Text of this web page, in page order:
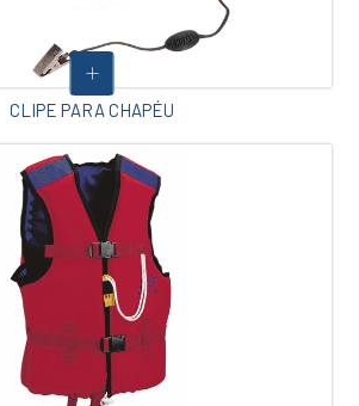
CLIPE PARA CHAPÉU